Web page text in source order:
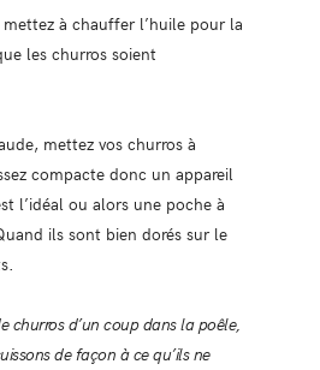
à chauffer l’huile pour la
les churros soient
mettez vos churros à
compacte donc un appareil
l’idéal ou alors une poche à
ils sont bien dorés sur le
churros d’un coup dans la poêle,
de façon à ce qu’ils ne